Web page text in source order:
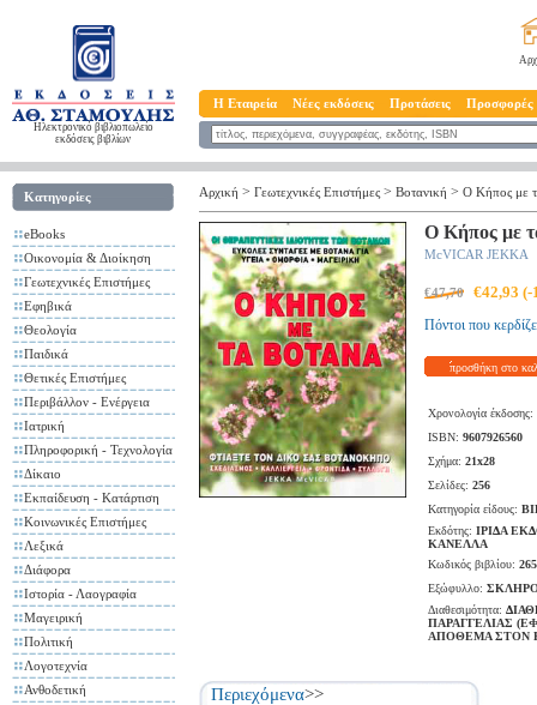
Ηλεκτρονικό βιβλιοπωλείο
εκδόσεις βιβλίων
Η Εταιρεία Νέες εκδόσεις Προτάσεις Προσφορές
Κατηγορίες
eBooks
Οικονομία & Διοίκηση
Γεωτεχνικές Επιστήμες
Εφηβικά
Θεολογία
Παιδικά
Θετικές Επιστήμες
Περιβάλλον - Ενέργεια
Ιατρική
Πληροφορική - Τεχνολογία
Δίκαιο
Εκπαίδευση - Κατάρτιση
Κοινωνικές Επιστήμες
Λεξικά
Διάφορα
Ιστορία - Λαογραφία
Μαγειρική
Πολιτική
Λογοτεχνία
Ανθοδετική
Αρχική > Γεωτεχνικές Επιστήμες > Βοτανική > Ο Κήπος με
Ο Κήπος με
McVICAR JEKKA
€47,70 €42,93
Πόντοι που
προσθήκη στο
Χρονολογία έκδοσης:
ISBN: 9607926560
Σχήμα: 21x28
Σελίδες: 256
Κατηγορία είδους:
Εκδότης: ΙΡΙΔΑ
ΚΑΝΕΛΛΑ
Κωδικός βιβλίου:
Εξώφυλλο:
Διαθεσιμότητα:
ΠΑΡΑΓΓΕΛΙΑΣ
ΑΠΟΘΕΜΑ ΣΤΟΝ
Περιεχόμενα>>